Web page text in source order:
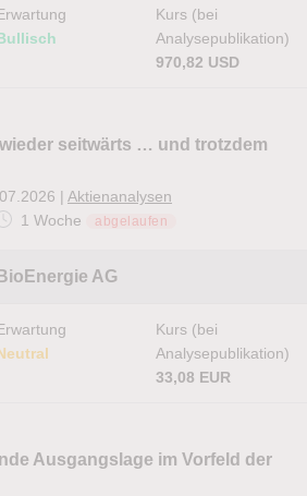
Kurs (bei
Analysepublikation)
970,82 USD
seitwärts … und trotzdem
| Aktienanalysen
1 Woche abgelaufen
AG
Kurs (bei
Analysepublikation)
33,08 EUR
Ausgangslage im Vorfeld der